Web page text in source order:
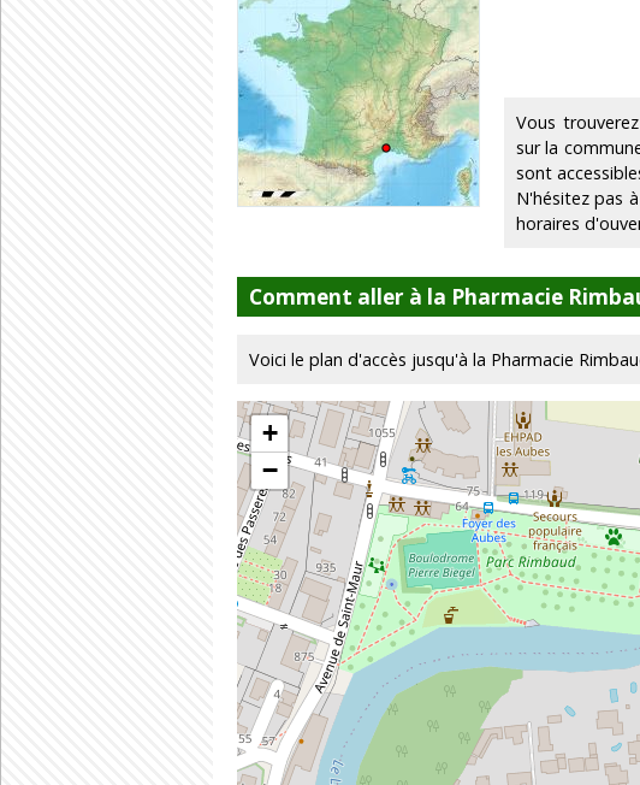
Vous
sur la
sont
N'hésitez pas
horaires
Comment aller à la Pharmacie
Voici le plan d'accès jusqu'à la Pharmacie
+
−